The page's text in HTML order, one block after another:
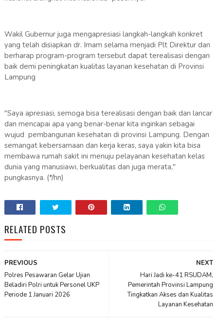
Wakil Gubernur juga mengapresiasi langkah-langkah konkret
yang telah disiapkan dr. Imam selama menjadi Plt Direktur dan
berharap program-program tersebut dapat terealisasi dengan
baik demi peningkatan kualitas layanan kesehatan di Provinsi
Lampung
"Saya apresiasi, semoga bisa terealisasi dengan baik dan lancar
dan mencapai apa yang benar-benar kita inginkan sebagai
wujud pembangunan kesehatan di provinsi Lampung. Dengan
semangat kebersamaan dan kerja keras, saya yakin kita bisa
membawa rumah sakit ini menuju pelayanan kesehatan kelas
dunia yang manusiawi, berkualitas dan juga merata,"
pungkasnya. (*/hn)
RELATED POSTS
NEXT
Hari Jadi ke-41 RSUDAM,
Pemerintah Provinsi Lampung
Tingkatkan Akses dan Kualitas
Layanan Kesehatan
PREVIOUS
Polres Pesawaran Gelar Ujian
Beladiri Polri untuk Personel UKP
Periode 1 Januari 2026